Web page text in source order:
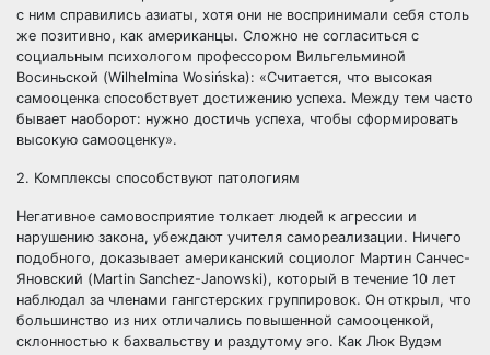
с ним справились азиаты, хотя они не воспринимали себя столь
же позитивно, как американцы. Сложно не согласиться с
социальным психологом профессором Вильгельминой
Восиньской (Wilhelmina Wosińska): «Считается, что высокая
самооценка способствует достижению успеха. Между тем часто
бывает наоборот: нужно достичь успеха, чтобы сформировать
высокую самооценку».
2. Комплексы способствуют патологиям
Негативное самовосприятие толкает людей к агрессии и
нарушению закона, убеждают учителя самореализации. Ничего
подобного, доказывает американский социолог Мартин Санчес-
Яновский (Martin Sanchez-Janowski), который в течение 10 лет
наблюдал за членами гангстерских группировок. Он открыл, что
большинство из них отличались повышенной самооценкой,
склонностью к бахвальству и раздутому эго. Как Люк Вудэм